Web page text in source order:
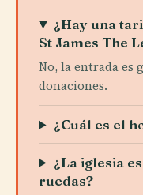
¿Hay una
St James The
No, la entrada es
donaciones.
¿Cuál es el
¿La iglesia
ruedas?